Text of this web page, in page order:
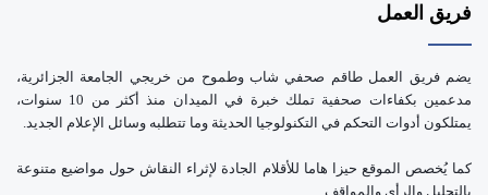
فريق العمل
يضم فريق العمل طاقم صحفي شاب وطموح من خريجي الجامعة الجزائرية،
مدعمين بكفاءات صحفية تملك خبرة في الميدان منذ أكثر من 10 سنوات،
يمتلكون أدوات التحكم في التكنولوجيا الحديثة وما تتطلبه وسائل الإعلام الجديد.
كما يُخصص الموقع حيزا هاما للأقلام الجادة لإثراء النقاش حول مواضيع متنوعة
بالتحليل والرأي والمواقف.